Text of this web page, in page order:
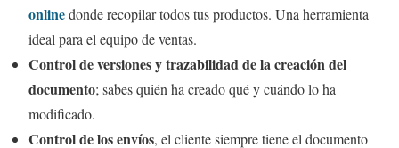
onlinedonde recopilar todos tus productos. Una herramienta
ideal para el equipo de ventas.
Control de versiones y trazabilidad de la creación del
documento; sabes quién ha creado qué y cuándo lo ha
modificado.
Control de los envíos, el cliente siempre tiene el documento